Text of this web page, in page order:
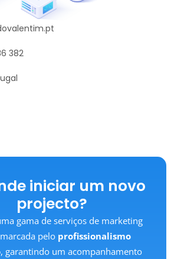
382
iniciar um novo
projecto?
gama de serviços de marketing
pelo profissionalismo
, garantindo um acompanhamento